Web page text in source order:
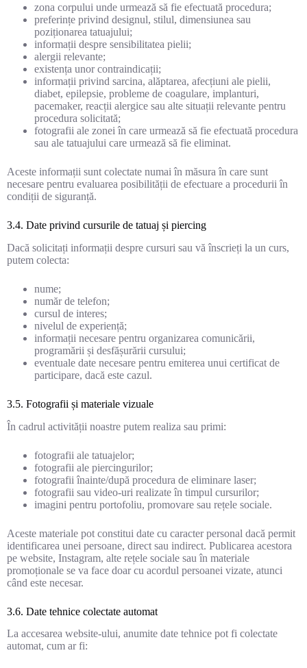
zona corpului unde urmează să fie efectuată procedura;
preferințe privind designul, stilul, dimensiunea sau
poziționarea tatuajului;
informații despre sensibilitatea pielii;
alergii relevante;
existența unor contraindicații;
informații privind sarcina, alăptarea, afecțiuni ale pielii,
diabet, epilepsie, probleme de coagulare, implanturi,
pacemaker, reacții alergice sau alte situații relevante pentru
procedura solicitată;
fotografii ale zonei în care urmează să fie efectuată procedura
sau ale tatuajului care urmează să fie eliminat.
Aceste informații sunt colectate numai în măsura în care sunt
necesare pentru evaluarea posibilității de efectuare a procedurii în
condiții de siguranță.
3.4. Date privind cursurile de tatuaj și piercing
Dacă solicitați informații despre cursuri sau vă înscrieți la un curs,
putem colecta:
nume;
număr de telefon;
cursul de interes;
nivelul de experiență;
informații necesare pentru organizarea comunicării,
programării și desfășurării cursului;
eventuale date necesare pentru emiterea unui certificat de
participare, dacă este cazul.
3.5. Fotografii și materiale vizuale
În cadrul activității noastre putem realiza sau primi:
fotografii ale tatuajelor;
fotografii ale piercingurilor;
fotografii înainte/după procedura de eliminare laser;
fotografii sau video-uri realizate în timpul cursurilor;
imagini pentru portofoliu, promovare sau rețele sociale.
Aceste materiale pot constitui date cu caracter personal dacă permit
identificarea unei persoane, direct sau indirect. Publicarea acestora
pe website, Instagram, alte rețele sociale sau în materiale
promoționale se va face doar cu acordul persoanei vizate, atunci
când este necesar.
3.6. Date tehnice colectate automat
La accesarea website-ului, anumite date tehnice pot fi colectate
automat, cum ar fi: